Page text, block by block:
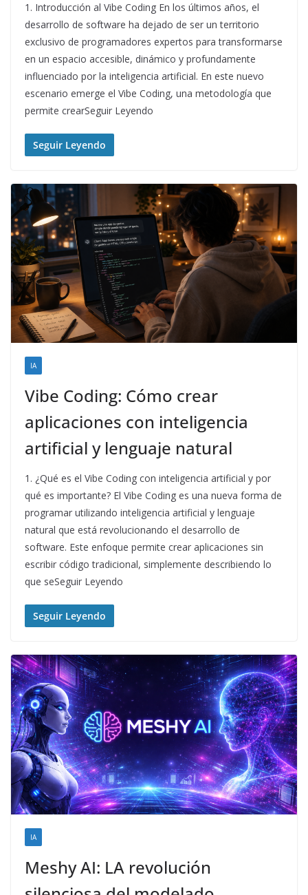
1. Introducción al Vibe Coding En los últimos años, el
desarrollo de software ha dejado de ser un territorio
exclusivo de programadores expertos para transformarse
en un espacio accesible, dinámico y profundamente
influenciado por la inteligencia artificial. En este nuevo
escenario emerge el Vibe Coding, una metodología que
permite crearSeguir Leyendo
Seguir Leyendo
IA
Vibe Coding: Cómo crear
aplicaciones con inteligencia
artificial y lenguaje natural
1. ¿Qué es el Vibe Coding con inteligencia artificial y por
qué es importante? El Vibe Coding es una nueva forma de
programar utilizando inteligencia artificial y lenguaje
natural que está revolucionando el desarrollo de
software. Este enfoque permite crear aplicaciones sin
escribir código tradicional, simplemente describiendo lo
que seSeguir Leyendo
Seguir Leyendo
IA
Meshy AI: LA revolución